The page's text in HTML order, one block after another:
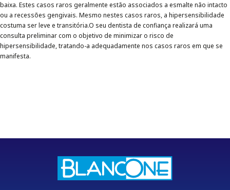
baixa. Estes casos raros geralmente estão associados a esmalte não intacto
ou a recessões gengivais. Mesmo nestes casos raros, a hipersensibilidade
costuma ser leve e transitória.O seu dentista de confiança realizará uma
consulta preliminar com o objetivo de minimizar o risco de
hipersensibilidade, tratando-a adequadamente nos casos raros em que se
manifesta.